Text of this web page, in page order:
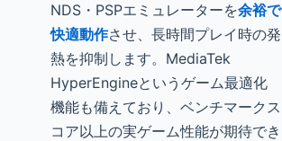
NDS・PSPエミュレーターを余裕で
快適動作させ、長時間プレイ時の発
熱を抑制します。MediaTek
HyperEngineというゲーム最適化
機能も備えており、ベンチマークス
コア以上の実ゲーム性能が期待でき